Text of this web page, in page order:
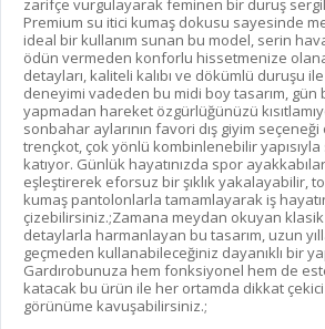
zarifçe vurgulayarak feminen bir duruş
Premium su itici kumaş dokusu sayesinde
ideal bir kullanım sunan bu model, serin
ödün vermeden konforlu hissetmenize
detayları, kaliteli kalıbı ve dökümlü duruşu
deneyimi vadeden bu midi boy tasarım, gün
yapmadan hareket özgürlüğünüzü
sonbahar aylarının favori dış giyim
trençkot, çok yönlü kombinlenebilir
katıyor. Günlük hayatınızda spor
eşleştirerek eforsuz bir şıklık yakalayabilir,
kumaş pantolonlarla tamamlayarak iş
çizebilirsiniz.;Zamana meydan okuyan
detaylarla harmanlayan bu tasarım, uzun
geçmeden kullanabileceğiniz dayanıklı bir
Gardırobunuza hem fonksiyonel hem de
katacak bu ürün ile her ortamda dikkat
görünüme kavuşabilirsiniz.;